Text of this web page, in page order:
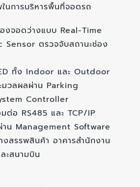
นการบริหารพื้นที่จอดรถ
งจอดว่างแบบ Real-Time
Sensor ตรวจจับสถานะช่อง
ทั้ง Indoor และ Outdoor
มวลผลผ่าน Parking
Controller
มต่อ RS485 และ TCP/IP
าน Management Software
งสรรพสินค้า อาคารสำนักงาน
ะสนามบิน